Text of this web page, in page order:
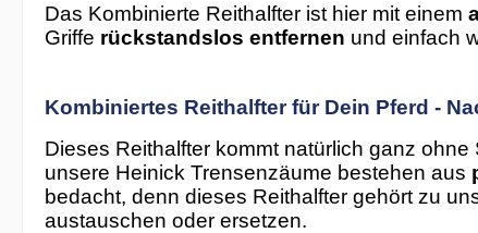
Das Kombinierte Reithalfter ist hier mit einem
Griffe rückstandslos entfernen und einfach
Kombiniertes Reithalfter für Dein Pferd -
Dieses Reithalfter kommt natürlich ganz
unsere Heinick Trensenzäume bestehen aus
bedacht, denn dieses Reithalfter gehört zu
austauschen oder ersetzen.